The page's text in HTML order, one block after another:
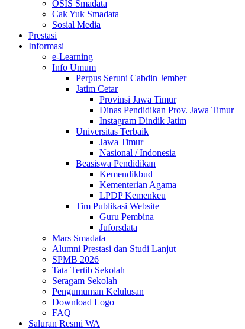
OSIS Smadata
Cak Yuk Smadata
Sosial Media
Prestasi
Informasi
e-Learning
Info Umum
Perpus Seruni Cabdin Jember
Jatim Cetar
Provinsi Jawa Timur
Dinas Pendidikan Prov. Jawa Timur
Instagram Dindik Jatim
Universitas Terbaik
Jawa Timur
Nasional / Indonesia
Beasiswa Pendidikan
Kemendikbud
Kementerian Agama
LPDP Kemenkeu
Tim Publikasi Website
Guru Pembina
Juforsdata
Mars Smadata
Alumni Prestasi dan Studi Lanjut
SPMB 2026
Tata Tertib Sekolah
Seragam Sekolah
Pengumuman Kelulusan
Download Logo
FAQ
Saluran Resmi WA